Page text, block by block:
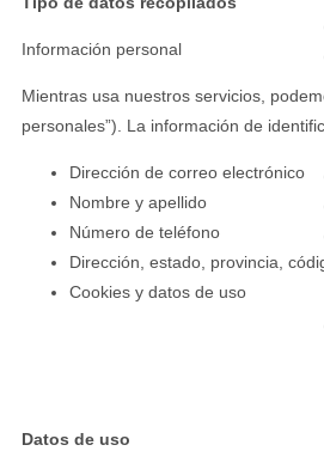
Información personal
Mientras usa nuestros servicios,
personales”). La información de
Dirección de correo electrónico
Nombre y apellido
Número de teléfono
Dirección, estado, provincia,
Cookies y datos de uso
Datos de uso